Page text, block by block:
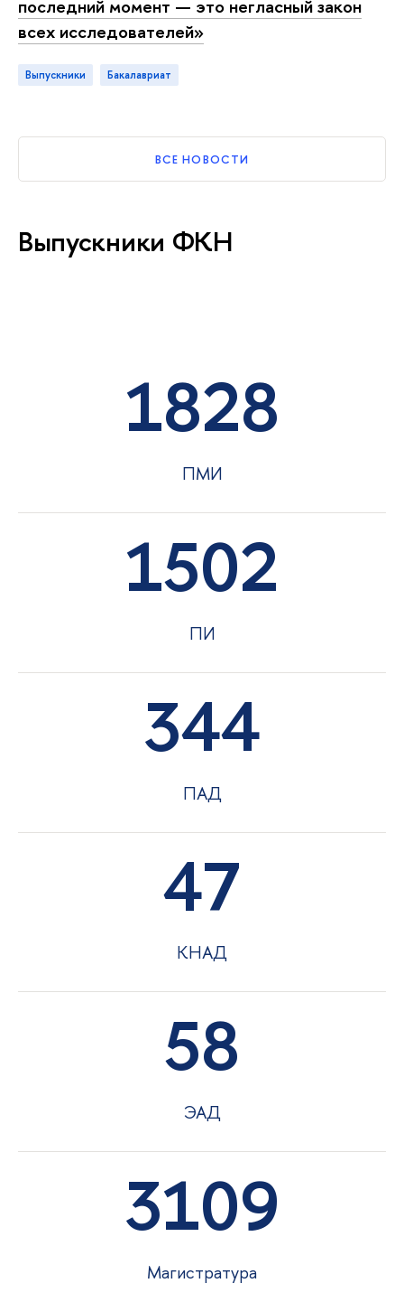
последний момент — это негласный закон
всех исследователей»
выпускники бакалавриат
ВСЕ НОВОСТИ
Выпускники ФКН
1828
ПМИ
1502
ПИ
344
ПАД
47
КНАД
58
ЭАД
3109
Магистратура